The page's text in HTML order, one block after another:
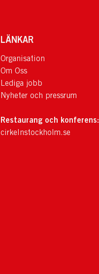
LÄNKAR
Organisation
Om Oss
Lediga jobb
Nyheter och pressrum
Restaurang och konferens:
cirkelnstockholm.se